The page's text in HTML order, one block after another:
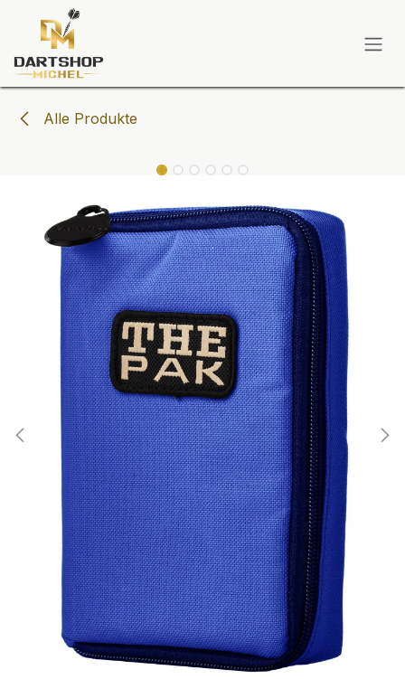
Zum Inhalt springen
Alle Produkte